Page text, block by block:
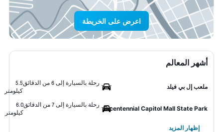
اعرض على الخريطة
أشهر المعالم
ملعب إل بي فيلد
رحلة بالسيارة إلى 6 من الدقائق
5.5
كيلومتر
Bicentennial Capitol Mall State Park
رحلة بالسيارة إلى 7 من الدقائق
6.0
كيلومتر
إظهار المزيد